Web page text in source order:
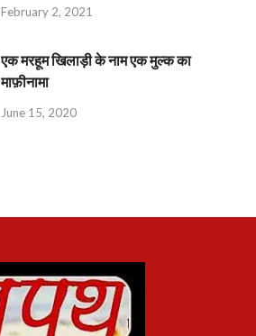
February 2, 2021
एक मरहूम खिलाड़ी के नाम एक मुल्क का
माफ़ीनामा
June 15, 2020